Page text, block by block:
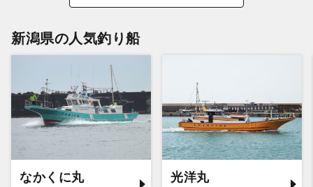
新潟県の人気釣り船
なかくに丸 光洋丸